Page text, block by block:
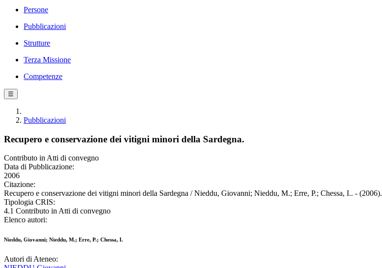
Persone
Pubblicazioni
Strutture
Terza Missione
Competenze
☰
Pubblicazioni
Recupero e conservazione dei vitigni minori della Sardegna.
Contributo in Atti di convegno
Data di Pubblicazione:
2006
Citazione:
Recupero e conservazione dei vitigni minori della Sardegna / Nieddu, Giovanni; Nieddu, M.; Erre, P.; Chessa, I.. - (2006).
Tipologia CRIS:
4.1 Contributo in Atti di convegno
Elenco autori:
Nieddu, Giovanni; Nieddu, M.; Erre, P.; Chessa, I.
Autori di Ateneo: